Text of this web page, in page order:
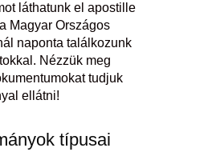
láthatunk el apostille
Magyar Országos
naponta találkozunk
Nézzük meg
tudjuk
ellátni!
típusai